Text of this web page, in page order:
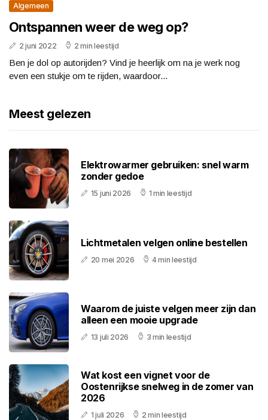
Algemeen
Ontspannen weer de weg op?
2 juni 2022 2 min leestijd
Ben je dol op autorijden? Vind je heerlijk om na je werk nog
even een stukje om te rijden, waardoor...
Meest gelezen
Elektrowarmer gebruiken: snel warm
zonder gedoe
15 juni 2026 1 min leestijd
Lichtmetalen velgen online bestellen
20 mei 2026 4 min leestijd
Waarom de juiste velgen meer zijn dan
alleen een mooie upgrade
13 juli 2026 3 min leestijd
Wat kost een vignet voor de
Oostenrijkse snelweg in de zomer van
2026
1 juli 2026 2 min leestijd